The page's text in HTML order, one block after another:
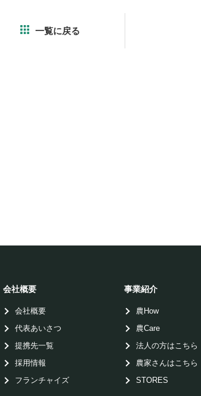
一覧に戻る
会社概要
会社概要
代表あいさつ
提携先一覧
採用情報
フランチャイズ
事業紹介
農How
農Care
法人の方はこちら
農家さんはこちら
STORES